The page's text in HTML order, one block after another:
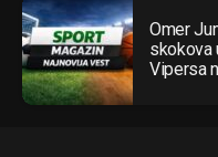
Omer
skokova
Vipersa